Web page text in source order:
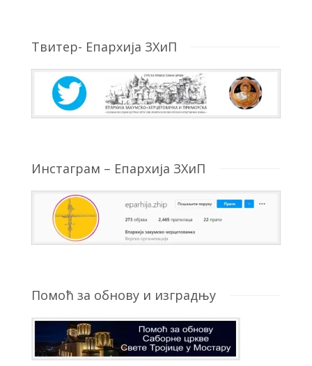
Твитер- Епархија ЗХиП
Инстаграм – Епархија ЗХиП
Помоћ за обнову и изградњу